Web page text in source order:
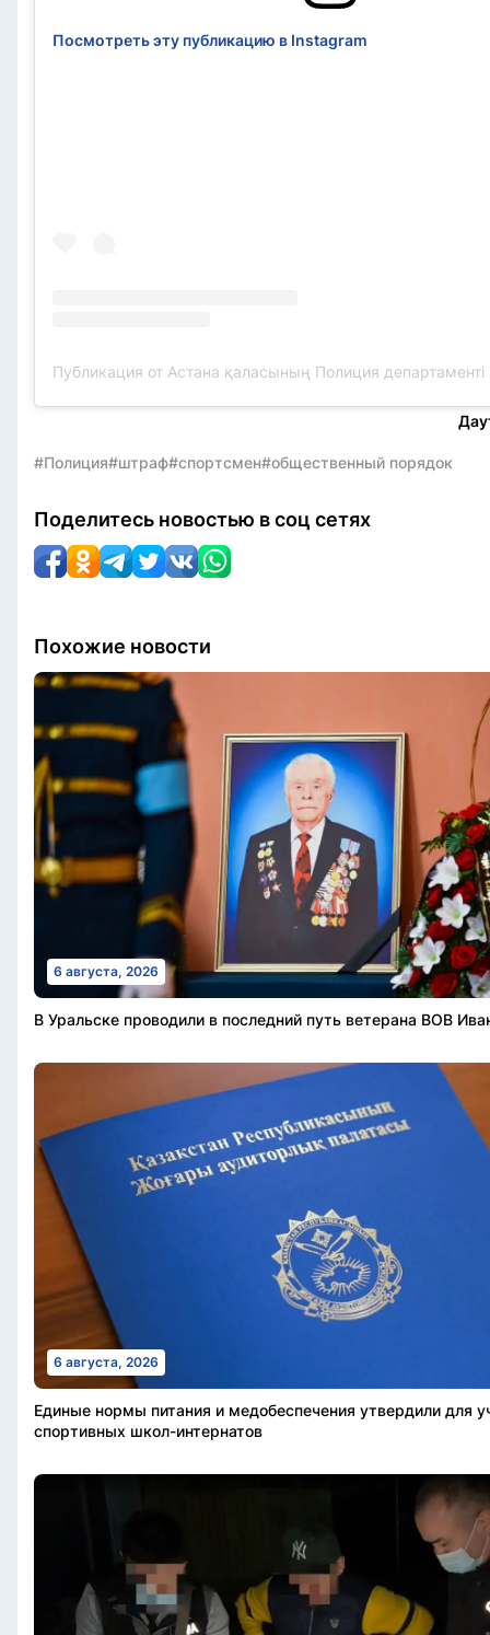
Посмотреть эту публикацию в Instagram
#Полиция#штраф#спортсмен#общественный порядок
Поделитесь новостью в соц сетях
Похожие новости
6 августа, 2026
В Уральске проводили в последний путь ветерана ВОВ
6 августа, 2026
Единые нормы питания и медобеспечения утвердили для
спортивных школ-интернатов